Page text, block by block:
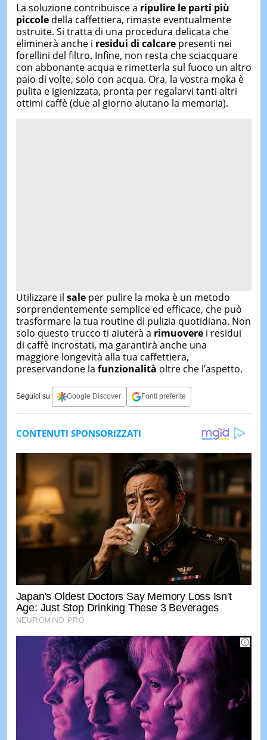
La soluzione contribuisce a ripulire le parti più
piccoledella caffettiera, rimaste eventualmente
ostruite. Si tratta di una procedura delicata che
eliminerà anche i residui di calcarepresenti nei
forellini del filtro. Infine, non resta che sciacquare
con abbonante acqua e rimetterla sul fuoco un altro
paio di volte, solo con acqua. Ora, la vostra moka è
pulita e igienizzata, pronta per regalarvi tanti altri
ottimi caffè (due al giorno aiutano la memoria).
Utilizzare il saleper pulire la moka è un metodo
sorprendentemente semplice ed efficace, che può
trasformare la tua routine di pulizia quotidiana. Non
solo questo trucco ti aiuterà a rimuoverei residui
di caffè incrostati, ma garantirà anche una
maggiore longevità alla tua caffettiera,
preservandone la funzionalità oltre che l’aspetto.
Seguici su: Google Discover Fonti preferite